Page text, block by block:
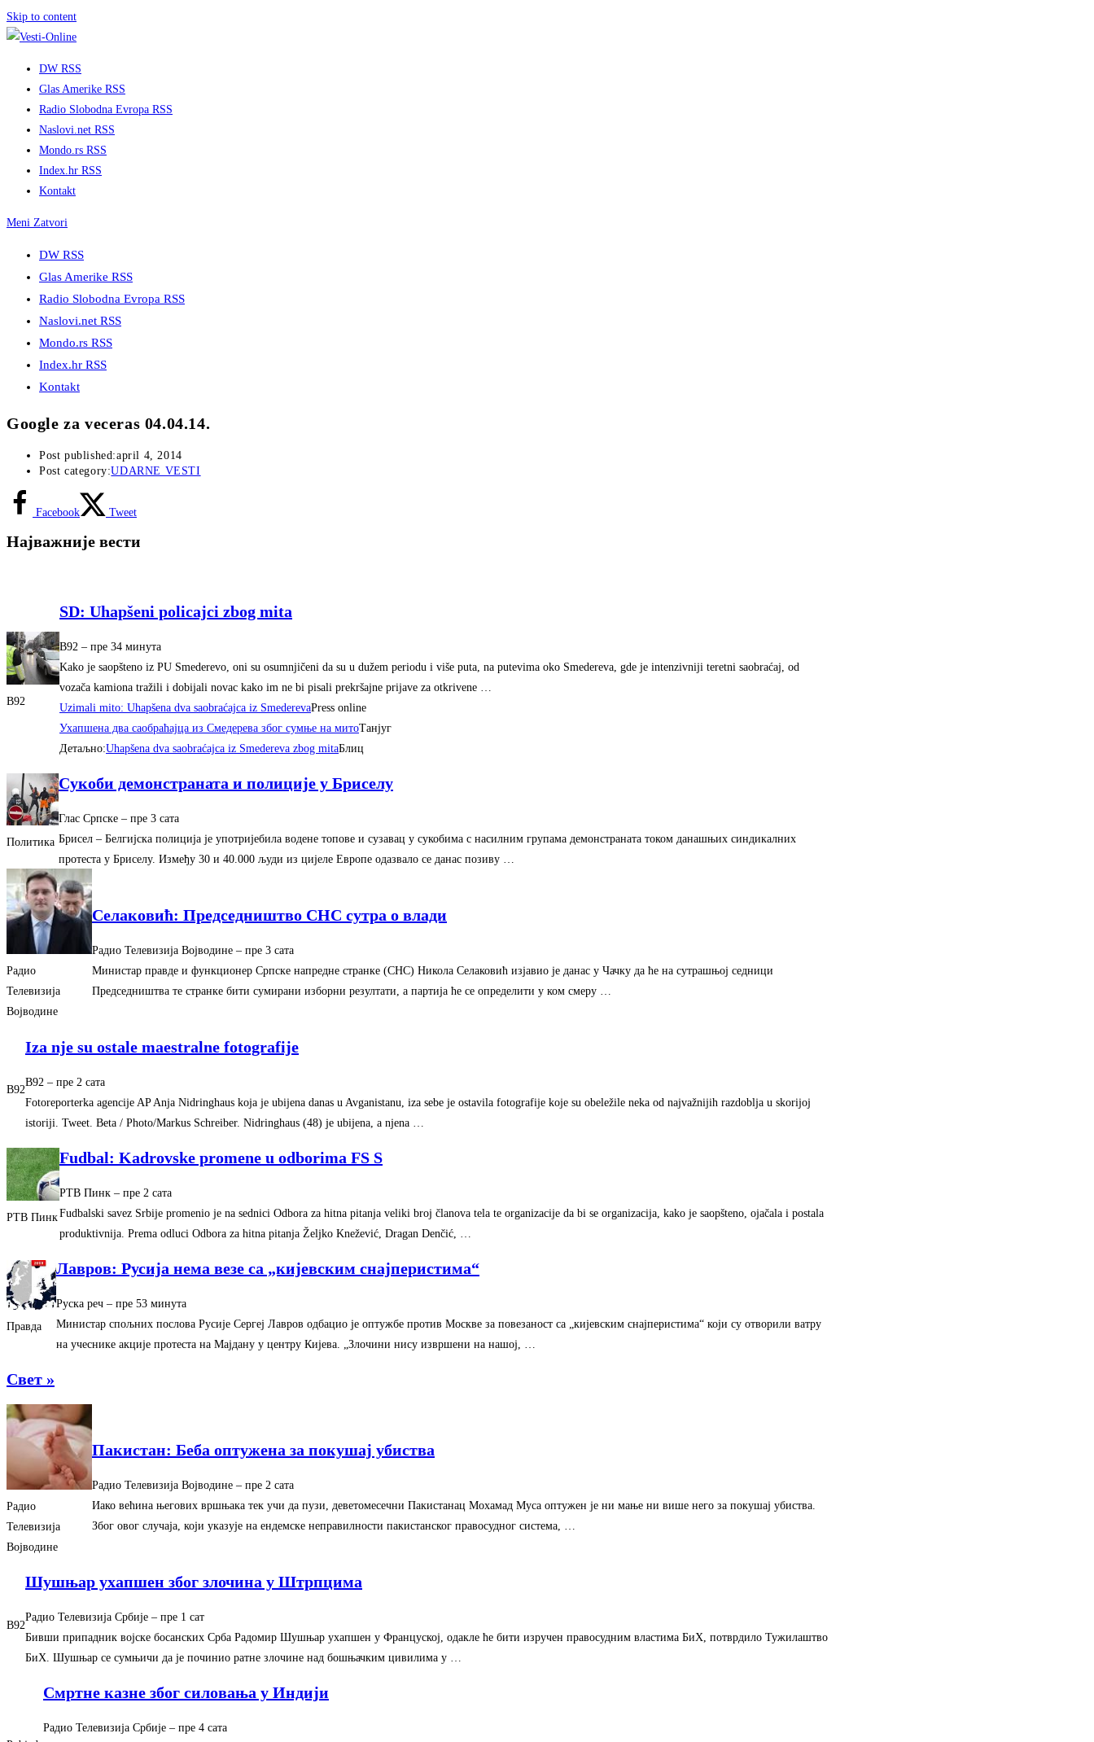
Skip to content
DW RSS
Glas Amerike RSS
Radio Slobodna Evropa RSS
Naslovi.net RSS
Mondo.rs RSS
Index.hr RSS
Kontakt
Meni Zatvori
DW RSS
Glas Amerike RSS
Radio Slobodna Evropa RSS
Naslovi.net RSS
Mondo.rs RSS
Index.hr RSS
Kontakt
Google za veceras 04.04.14.
Post published:april 4, 2014
Post category:UDARNE VESTI
Facebook Tweet
Најважније вести
B92
SD: Uhapšeni policajci zbog mita
B92 – ‎пре 34 минута‎
Kako je saopšteno iz PU Smederevo, oni su osumnjičeni da su u dužem periodu i više puta, na putevima oko Smedereva, gde je intenzivniji teretni saobraćaj, od
vozača kamiona tražili i dobijali novac kako im ne bi pisali prekršajne prijave za otkrivene …
Uzimali mito: Uhapšena dva saobraćajca iz SmederevaPress online
Ухапшена два саобраћаjца из Смедерева због сумње на митоТанјуг
Детаљно:Uhapšena dva saobraćajca iz Smedereva zbog mitaБлиц
Политика
Сукоби демонстраната и полиције у Бриселу
Глас Српске – ‎пре 3 сата‎
Брисел – Белгијска полиција је употријебила водене топове и сузавац у сукобима с насилним групама демонстраната током данашњих синдикалних
протеста у Бриселу. Између 30 и 40.000 људи из цијеле Европе одазвало се данас позиву …
Радио
Телевизија
Војводине
Селаковић: Председништво СНС сутра о влади
Радио Телевизија Војводине – ‎пре 3 сата‎
Министар правде и функционер Српске напредне странке (СНС) Никола Селаковић изјавио је данас у Чачку да ће на сутрашњој седници
Председништва те странке бити сумирани изборни резултати, а партија ће се определити у ком смеру …
B92
Iza nje su ostale maestralne fotografije
B92 – ‎пре 2 сата‎
Fotoreporterka agencije AP Anja Nidringhaus koja je ubijena danas u Avganistanu, iza sebe je ostavila fotografije koje su obeležile neka od najvažnijih razdoblja u skorijoj
istoriji. Tweet. Beta / Photo/Markus Schreiber. Nidringhaus (48) je ubijena, a njena …
РТВ Пинк
Fudbal: Kadrovske promene u odborima FS S
РТВ Пинк – ‎пре 2 сата‎
Fudbalski savez Srbije promenio je na sednici Odbora za hitna pitanja veliki broj članova tela te organizacije da bi se organizacija, kako je saopšteno, ojačala i postala
produktivnija. Prema odluci Odbora za hitna pitanja Željko Knežević, Dragan Denčić, …
Правда
Лавров: Русија нема везе са „кијевским снајперистима“
Руска реч – ‎пре 53 минута‎
Министар спољних послова Русије Сергеј Лавров одбацио је оптужбе против Москве за повезаност са „кијевским снајперистима“ који су отворили ватру
на учеснике акције протеста на Мајдану у центру Кијева. „Злочини нису извршени на нашој, …
Свет »
Радио
Телевизија
Војводине
Пакистан: Беба оптужена за покушај убиства
Радио Телевизија Војводине – ‎пре 2 сата‎
Иако већина његових вршњака тек учи да пузи, деветомесечни Пакистанац Мохамад Муса оптужен је ни мање ни више него за покушај убиства.
Због овог случаја, који указује на ендемске неправилности пакистанског правосудног система, …
B92
Шушњар ухапшен због злочина у Штрпцима
Радио Телевизија Србије – ‎пре 1 сат‎
Бивши припадник војске босанских Срба Радомир Шушњар ухапшен у Француској, одакле ће бити изручен правосудним властима БиХ, потврдило Тужилаштво
БиХ. Шушњар се сумњичи да је починио ратне злочине над бошњачким цивилима у …
Смртне казне због силовања у Индији
Радио Телевизија Србије – ‎пре 4 сата‎